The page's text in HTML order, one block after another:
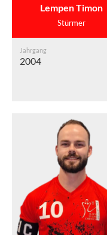
Lempen Timon
Stürmer
Jahrgang
2004